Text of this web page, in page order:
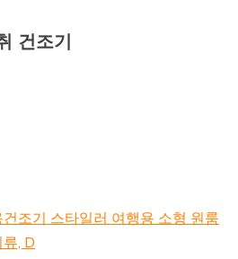
건조기
조기 스타일러 여행용 소형 원룸
, D